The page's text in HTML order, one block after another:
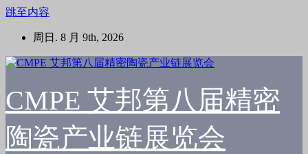
跳至内容
周日. 8 月 9th, 2026
CMPE 艾邦第八届精密
陶瓷产业链展览会